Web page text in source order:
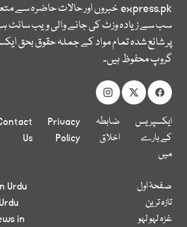
express.pkخبروں اور حالات حاضرہ سے
سب سے زیادہ وزٹ کی جانے والی ویب
پر شائع شدہ تمام مواد کے جملہ حقوق بحق
گروپ محفوظ ہیں۔
ایکسپریس
کے بارے
میں
ضابطہ
اخلاق
Privacy
Policy
Us
صفحۂ اول
تازہ ترین
غزہ لہو لہو
Urdu
in